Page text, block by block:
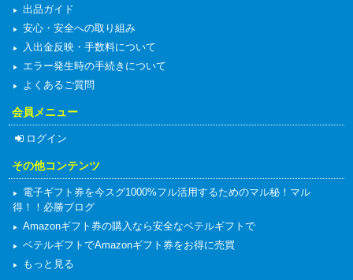
出品ガイド
安心・安全への取り組み
入出金反映・手数料について
エラー発生時の手続きについて
よくあるご質問
会員メニュー
ログイン
その他コンテンツ
電子ギフト券を今スグ1000%フル活用するためのマル秘！マル
得！！必勝ブログ
Amazonギフト券の購入なら安全なベテルギフトで
ベテルギフトでAmazonギフト券をお得に売買
もっと見る